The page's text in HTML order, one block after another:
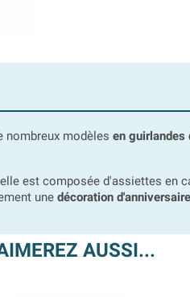
nombreux modèles en guirlandes
est composée d'assiettes en
une décoration
AUSSI...